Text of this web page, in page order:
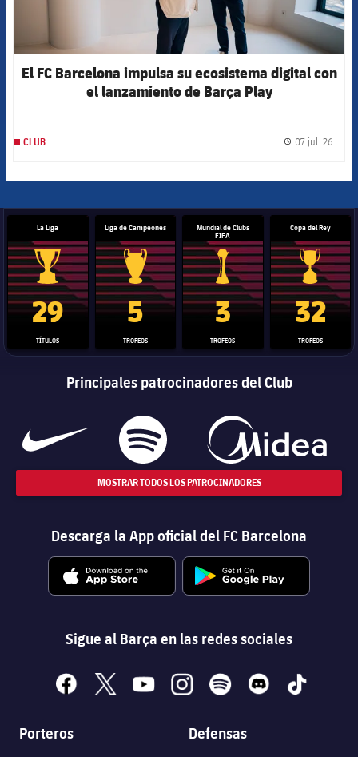
El FC Barcelona impulsa su ecosistema digital con
el lanzamiento de Barça Play
CLUB 07 jul. 26
La Liga
Trofeo de La Liga
29
TÍTULOS
Liga de Campeones
Trofeo de la Liga de Campeones
5
TROFEOS
Mundial de Clubs
FIFA
Trofeo del Mundial de
3
TROFEOS
Copa del Rey
Copa del
32
TROFEOS
Principales patrocinadores del Club
MOSTRAR TODOS LOS PATROCINADORES
Descarga la App oficial del FC Barcelona
Sigue al Barça en las redes sociales
facebook
x youtubeinstagramspotify discord tiktok
Porteros Defensas